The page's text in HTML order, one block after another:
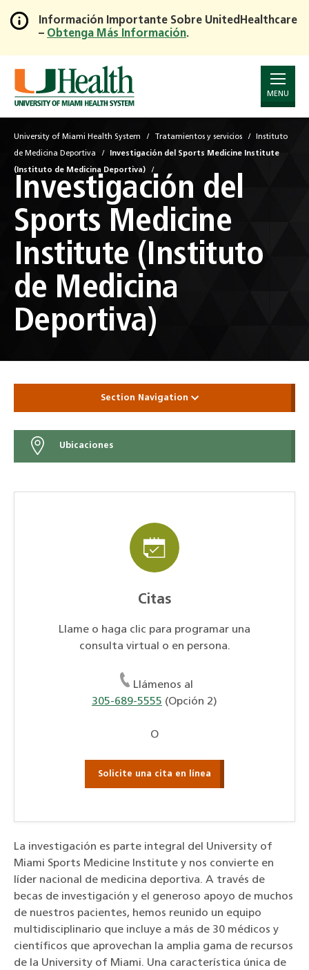
Skip
to
Main
Content
Información Importante Sobre UnitedHealthcare
– Obtenga Más Información.
MENU
University of Miami Health System Tratamientos y servicios Instituto
de Medicina Deportiva Investigación del Sports Medicine Institute
(Instituto de Medicina Deportiva)
Investigación del
Sports Medicine
Institute (Instituto
de Medicina
Deportiva)
Section Navigation
Ubicaciones
Citas
Llame o haga clic para programar una
consulta virtual o en persona.
Llámenos al
305-689-5555 (Opción 2)
O
Solicite una cita en línea
La investigación es parte integral del University of
Miami Sports Medicine Institute y nos convierte en
líder nacional de medicina deportiva. A través de
becas de investigación y el generoso apoyo de muchos
de nuestros pacientes, hemos reunido un equipo
multidisciplinario que incluye a más de 30 médicos y
científicos que aprovechan la amplia gama de recursos
de la University of Miami. Una característica única de